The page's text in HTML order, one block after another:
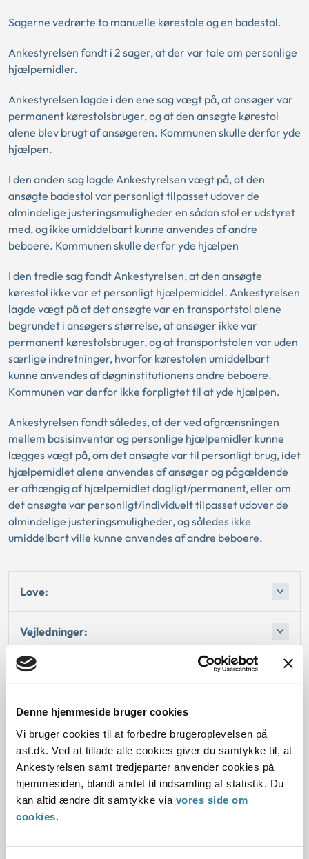
Denne hjemmeside bruger cookies
Vi bruger cookies til at forbedre brugeroplevelsen på
ast.dk. Ved at tillade alle cookies giver du samtykke til, at
Ankestyrelsen samt tredjeparter anvender cookies på
hjemmesiden, blandt andet til indsamling af statistik. Du
kan altid ændre dit samtykke via vores side om
cookies.
Sagerne vedrørte to manuelle kørestole og en badestol.
Ankestyrelsen fandt i 2 sager, at der var tale om personlige
hjælpemidler.
Ankestyrelsen lagde i den ene sag vægt på, at ansøger var
permanent kørestolsbruger, og at den ansøgte kørestol
alene blev brugt af ansøgeren. Kommunen skulle derfor yde
hjælpen.
I den anden sag lagde Ankestyrelsen vægt på, at den
ansøgte badestol var personligt tilpasset udover de
almindelige justeringsmuligheder en sådan stol er udstyret
med, og ikke umiddelbart kunne anvendes af andre
beboere. Kommunen skulle derfor yde hjælpen
I den tredie sag fandt Ankestyrelsen, at den ansøgte
kørestol ikke var et personligt hjælpemiddel. Ankestyrelsen
lagde vægt på at det ansøgte var en transportstol alene
begrundet i ansøgers størrelse, at ansøger ikke var
permanent kørestolsbruger, og at transportstolen var uden
særlige indretninger, hvorfor kørestolen umiddelbart
kunne anvendes af døgninstitutionens andre beboere.
Kommunen var derfor ikke forpligtet til at yde hjælpen.
Ankestyrelsen fandt således, at der ved afgrænsningen
mellem basisinventar og personlige hjælpemidler kunne
lægges vægt på, om det ansøgte var til personligt brug, idet
hjælpemidlet alene anvendes af ansøger og pågældende
er afhængig af hjælpemidlet dagligt/permanent, eller om
det ansøgte var personligt/individuelt tilpasset udover de
almindelige justeringsmuligheder, og således ikke
umiddelbart ville kunne anvendes af andre beboere.
Love:
Vejledninger:
Afgørelse:
Afgørelse:
Afgørelse: